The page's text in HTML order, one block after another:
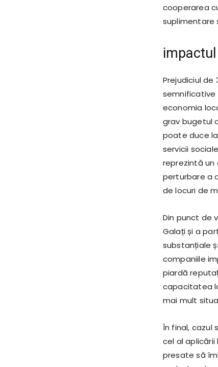
cooperarea
suplimentare
Prejudiciul
semnificative
economia
grav bugetul
poate duce
servicii
reprezintă un
perturbare a
de locuri de
Din punct de
Galați și a
substanțiale
companiile
piardă
capacitatea
mai mult
În final, cazul
cel al
presate să